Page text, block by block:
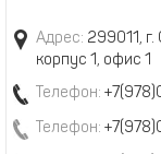
Адрес: 299011, г.
корпус 1, офис 1
Телефон:
Телефон: